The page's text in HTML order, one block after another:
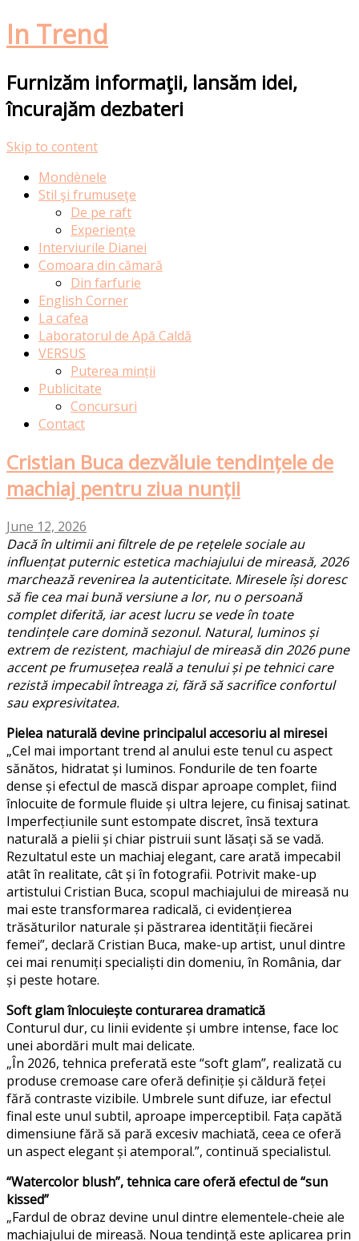
In Trend
Furnizăm informaţii, lansăm idei,
încurajăm dezbateri
Skip to content
Mondènele
Stil şi frumuseţe
De pe raft
Experiențe
Interviurile Dianei
Comoara din cămară
Din farfurie
English Corner
La cafea
Laboratorul de Apă Caldă
VERSUS
Puterea minții
Publicitate
Concursuri
Contact
Cristian Buca dezvăluie tendințele de
machiaj pentru ziua nunții
June 12, 2026
Dacă în ultimii ani filtrele de pe rețelele sociale au
influențat puternic estetica machiajului de mireasă, 2026
marchează revenirea la autenticitate. Miresele își doresc
să fie cea mai bună versiune a lor, nu o persoană
complet diferită, iar acest lucru se vede în toate
tendințele care domină sezonul. Natural, luminos și
extrem de rezistent, machiajul de mireasă din 2026 pune
accent pe frumusețea reală a tenului și pe tehnici care
rezistă impecabil întreaga zi, fără să sacrifice confortul
sau expresivitatea.
Pielea naturală devine principalul accesoriu al miresei
„Cel mai important trend al anului este tenul cu aspect
sănătos, hidratat și luminos. Fondurile de ten foarte
dense și efectul de mască dispar aproape complet, fiind
înlocuite de formule fluide și ultra lejere, cu finisaj satinat.
Imperfecțiunile sunt estompate discret, însă textura
naturală a pielii și chiar pistruii sunt lăsați să se vadă.
Rezultatul este un machiaj elegant, care arată impecabil
atât în realitate, cât și în fotografii. Potrivit make-up
artistului Cristian Buca, scopul machiajului de mireasă nu
mai este transformarea radicală, ci evidențierea
trăsăturilor naturale și păstrarea identității fiecărei
femei”, declară Cristian Buca, make-up artist, unul dintre
cei mai renumiți specialiști din domeniu, în România, dar
și peste hotare.
Soft glam înlocuiește conturarea dramatică
Conturul dur, cu linii evidente și umbre intense, face loc
unei abordări mult mai delicate.
„În 2026, tehnica preferată este “soft glam”, realizată cu
produse cremoase care oferă definiție și căldură feței
fără contraste vizibile. Umbrele sunt difuze, iar efectul
final este unul subtil, aproape imperceptibil. Fața capătă
dimensiune fără să pară excesiv machiată, ceea ce oferă
un aspect elegant și atemporal.”, continuă specialistul.
“Watercolor blush”, tehnica care oferă efectul de “sun
kissed”
„Fardul de obraz devine unul dintre elementele-cheie ale
machiajului de mireasă. Noua tendință este aplicarea prin